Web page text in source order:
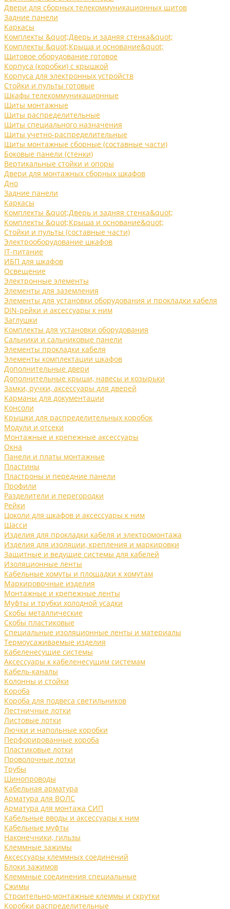
Двери для сборных телекоммуникационных щитов
Задние панели
Каркасы
Комплекты &quot;Дверь и задняя стенка&quot;
Комплекты &quot;Крыша и основание&quot;
Щитовое оборудование готовое
Корпуса (коробки) с крышкой
Корпуса для электронных устройств
Стойки и пульты готовые
Шкафы телекоммуникационные
Щиты монтажные
Щиты распределительные
Щиты специального назначения
Щиты учетно-распределительные
Щиты монтажные сборные (составные части)
Боковые панели (стенки)
Вертикальные стойки и опоры
Двери для монтажных сборных шкафов
Дно
Задние панели
Каркасы
Комплекты &quot;Дверь и задняя стенка&quot;
Комплекты &quot;Крыша и основание&quot;
Стойки и пульты (составные части)
Электрооборудование шкафов
IT-питание
ИБП для шкафов
Освещение
Электронные элементы
Элементы для заземления
Элементы для установки оборудования и прокладки кабеля
DIN-рейки и аксессуары к ним
Заглушки
Комплекты для установки оборудования
Сальники и сальниковые панели
Элементы прокладки кабеля
Элементы комплектации шкафов
Дополнительные двери
Дополнительные крыши, навесы и козырьки
Замки, ручки, аксессуары для дверей
Карманы для документации
Консоли
Крышки для распределительных коробок
Модули и отсеки
Монтажные и крепежные аксессуары
Окна
Панели и платы монтажные
Пластины
Пластроны и передние панели
Профили
Разделители и перегородки
Рейки
Цоколи для шкафов и аксессуары к ним
Шасси
Изделия для прокладки кабеля и электромонтажа
Изделия для изоляции, крепления и маркировки
Защитные и ведущие системы для кабелей
Изоляционные ленты
Кабельные хомуты и площадки к хомутам
Маркировочные изделия
Монтажные и крепежные ленты
Муфты и трубки холодной усадки
Скобы металлические
Скобы пластиковые
Специальные изоляционные ленты и материалы
Термоусаживаемые изделия
Кабеленесущие системы
Аксессуары к кабеленесущим системам
Кабель-каналы
Колонны и стойки
Короба
Короба для подвеса светильников
Лестничные лотки
Листовые лотки
Лючки и напольные коробки
Перфорированные короба
Пластиковые лотки
Проволочные лотки
Трубы
Шинопроводы
Кабельная арматура
Арматура для ВОЛС
Арматура для монтажа СИП
Кабельные вводы и аксессуары к ним
Кабельные муфты
Наконечники, гильзы
Клеммные зажимы
Аксессуары клеммных соединений
Блоки зажимов
Клеммные соединения специальные
Сжимы
Строительно-монтажные клеммы и скрутки
Коробки распределительные